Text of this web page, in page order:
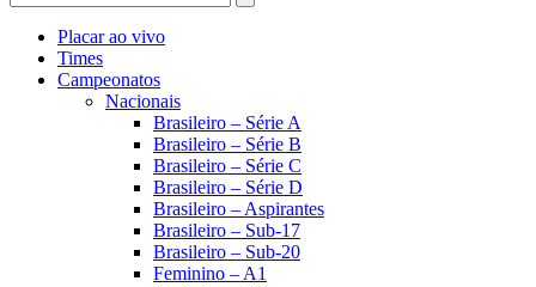
Placar ao vivo
Times
Campeonatos
Nacionais
Brasileiro – Série A
Brasileiro – Série B
Brasileiro – Série C
Brasileiro – Série D
Brasileiro – Aspirantes
Brasileiro – Sub-17
Brasileiro – Sub-20
Feminino – A1